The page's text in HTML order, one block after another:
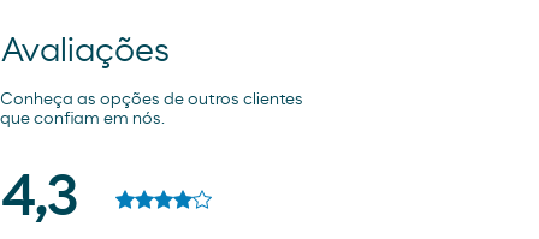
Avaliações
Conheça as opções de outros clientes
que confiam em nós.
4,3